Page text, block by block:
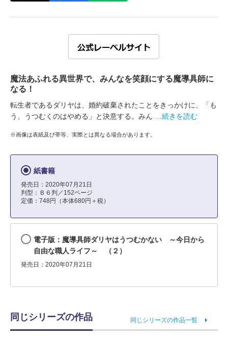
魔法あふれる異世界で、みんなを笑顔にする魔導具師に
なる！
転生者であるダリヤは、婚約破棄されたことをきっかけに、「も
う、うつむくのはやめる」と決意する。みん
…続きを読む
※画像は表紙及び帯等、実際とは異なる場合があります。
紙書籍
発売日：2020年07月21日
判型：Ｂ６判／152ページ
定価：748円（本体680円＋税）
電子版：魔導具師ダリヤはうつむかない ～今日から
自由な職人ライフ～ （２）
発売日：2020年07月21日
同じシリーズの作品 同じシリーズの作品一覧